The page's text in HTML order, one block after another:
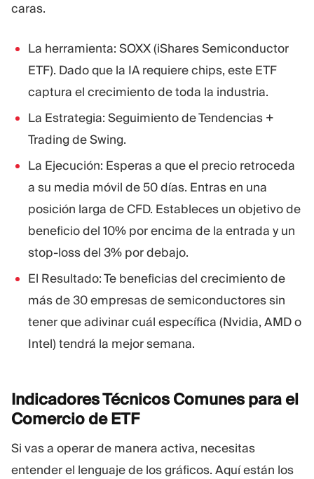
caras.
La herramienta: SOXX (iShares Semiconductor
ETF). Dado que la IA requiere chips, este ETF
captura el crecimiento de toda la industria.
La Estrategia: Seguimiento de Tendencias +
Trading de Swing.
La Ejecución: Esperas a que el precio retroceda
a su media móvil de 50 días. Entras en una
posición larga de CFD. Estableces un objetivo de
beneficio del 10% por encima de la entrada y un
stop-loss del 3% por debajo.
El Resultado: Te beneficias del crecimiento de
más de 30 empresas de semiconductores sin
tener que adivinar cuál específica (Nvidia, AMD o
Intel) tendrá la mejor semana.
Indicadores Técnicos Comunes para el
Comercio deETF
Si vas a operar de manera activa, necesitas
entender el lenguaje de los gráficos. Aquí están los